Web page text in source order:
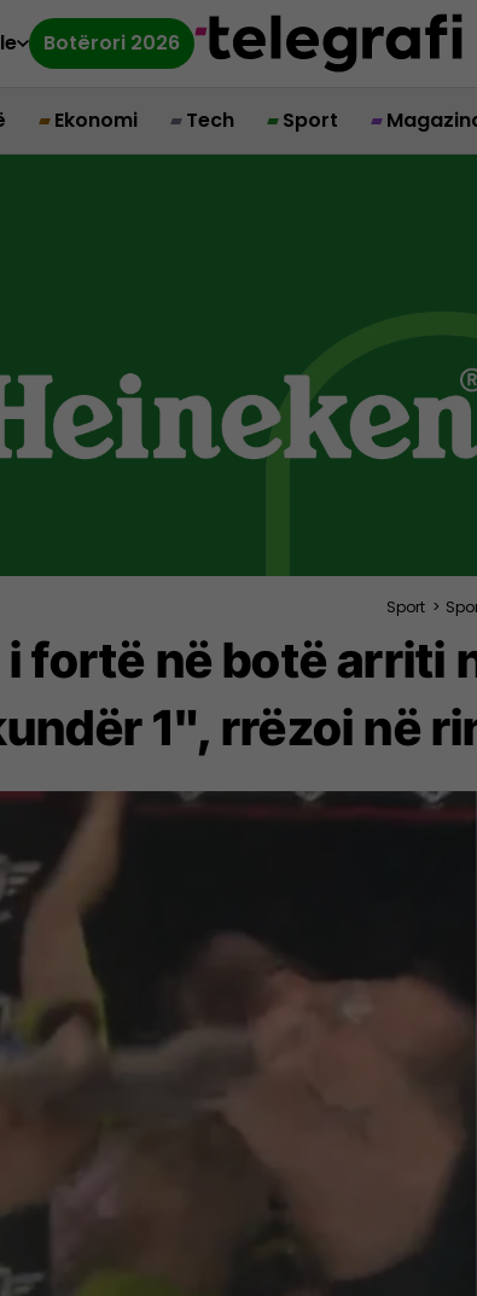
Botërori 2026
Ekonomi Tech Sport
Sport >
i fortë në botë arriti
1", rrëzoi në